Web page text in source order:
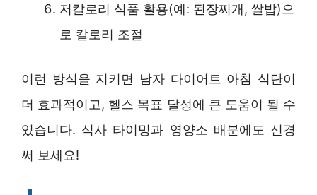
저칼로리 식품 활용(예: 된장찌개, 쌀밥)으
로 칼로리 조절
이런 방식을 지키면 남자 다이어트 아침 식단이
더 효과적이고, 헬스 목표 달성에 큰 도움이 될 수
있습니다. 식사 타이밍과 영양소 배분에도 신경
써 보세요!